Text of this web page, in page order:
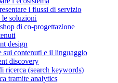
i flussi di servizio
le soluzioni
di co-progettazione
design
sui contenuti e il linguaggio
discovery
ricerca (search keywords)
tramite analytics